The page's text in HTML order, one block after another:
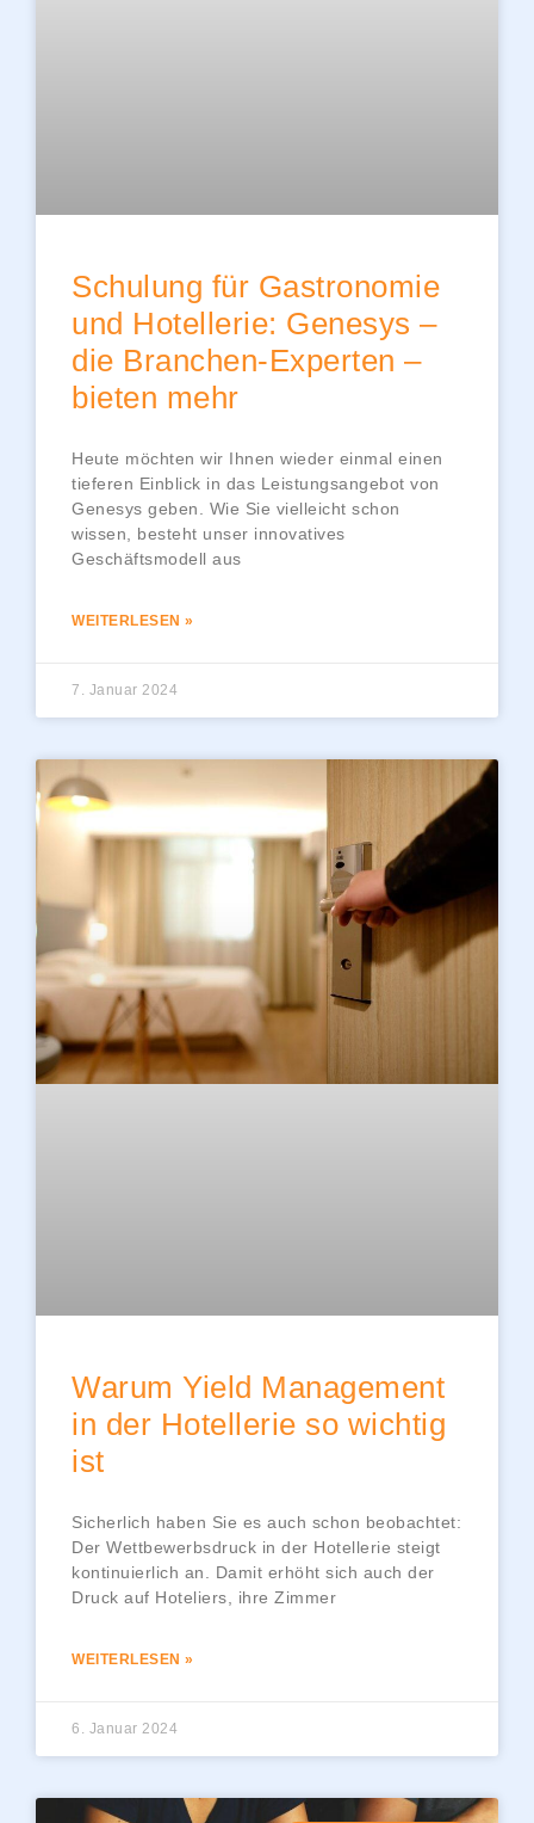
Schulung für Gastronomie
und Hotellerie: Genesys –
die Branchen-Experten –
bieten mehr
Heute möchten wir Ihnen wieder einmal einen
tieferen Einblick in das Leistungsangebot von
Genesys geben. Wie Sie vielleicht schon
wissen, besteht unser innovatives
Geschäftsmodell aus
WEITERLESEN »
7. Januar 2024
Warum Yield Management
in der Hotellerie so wichtig
ist
Sicherlich haben Sie es auch schon beobachtet:
Der Wettbewerbsdruck in der Hotellerie steigt
kontinuierlich an. Damit erhöht sich auch der
Druck auf Hoteliers, ihre Zimmer
WEITERLESEN »
6. Januar 2024